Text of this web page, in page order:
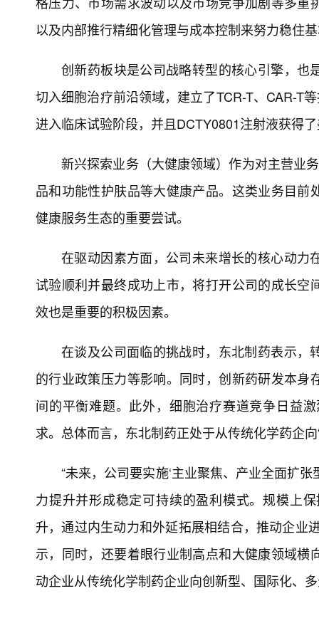
以及内部推行精细化管理与成本控制来努力稳住
创新药板块是公司战略转型的核心引擎，
切入细胞治疗前沿领域，建立了TCR-T、CAR-T
进入临床试验阶段，并且DCTY0801注射液获得
新兴探索业务（大健康领域）作为对主营业
品和功能性护肤品等大健康产品。这类业务目
健康服务生态的重要尝试。
在驱动因素方面，公司未来增长的核心动
试验顺利并最终成功上市，将打开公司的成长
效也是重要的积极因素。
在谈及公司面临的挑战时，东北制药表示
的行业政策压力等影响。同时，创新药研发本
间的平衡难题。此外，细胞治疗赛道竞争日益
求。总体而言，东北制药正处于从传统化学药企
“未来，公司要实施‘主业聚焦、产业全面扩
力提升并形成稳定可持续的盈利模式。规模上
升，通过内生动力和外延拓展相结合，推动企业
示，同时，还要着眼行业制高点和大健康领域
动企业从传统化学制药企业向创新型、国际化、